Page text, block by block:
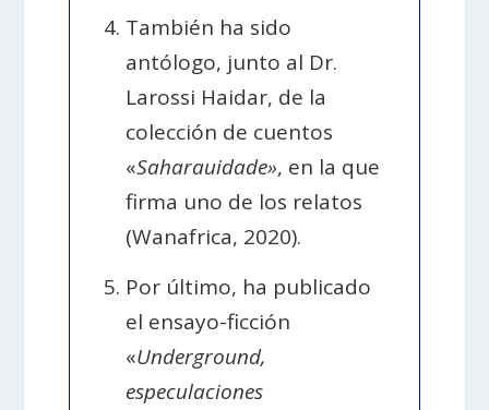
También ha sido
antólogo, junto al Dr.
Larossi Haidar, de la
colección de cuentos
«Saharauidade», en la que
firma uno de los relatos
(Wanafrica, 2020).
Por último, ha publicado
el ensayo-ficción
«Underground,
especulaciones